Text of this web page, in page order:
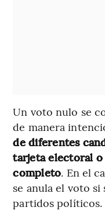
Un voto nulo se
de manera
de diferentes
tarjeta electoral
completo. En el
se anula el voto
partidos políticos.